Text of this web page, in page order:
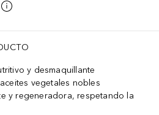
y desmaquillante
vegetales nobles
y regeneradora, respetando la